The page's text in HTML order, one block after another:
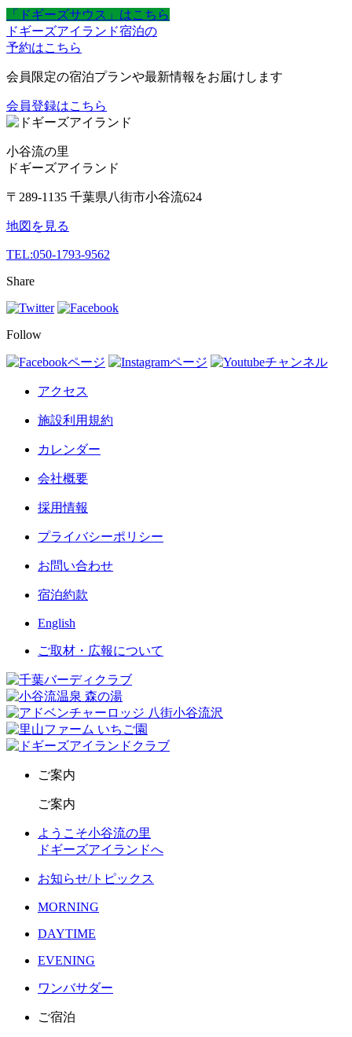
「ドギーズサウス」はこちら
ドギーズアイランド宿泊の
予約はこちら
会員限定の宿泊プランや最新情報をお届けします
会員登録はこちら
小谷流の里
ドギーズアイランド
〒289-1135 千葉県八街市小谷流624
地図を見る
TEL:050-1793-9562
Share
Follow
アクセス
施設利用規約
カレンダー
会社概要
採用情報
プライバシーポリシー
お問い合わせ
宿泊約款
English
ご取材・広報について
ご案内
ご案内
ようこそ小谷流の里
ドギーズアイランドへ
お知らせ/トピックス
MORNING
DAYTIME
EVENING
ワンバサダー
ご宿泊